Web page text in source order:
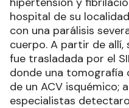
hospital de su
con una parálisis
cuerpo. A partir de allí,
fue trasladada por el
donde una
de un ACV isquémico;
especialistas